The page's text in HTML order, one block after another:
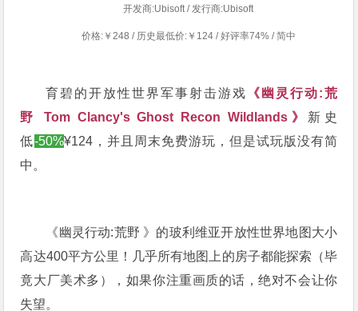
开发商:Ubisoft / 发行商:Ubisoft
价格:￥248 / 历史最低价:￥124 / 好评率74% / 简中
育碧的开放性世界军事射击游戏
《幽灵行动:荒
野 Tom Clancy's Ghost Recon Wildlands》 新史
低-50%¥124，并且周末免费游玩，但是试玩版没有简
中。
《幽灵行动:荒野 》的玻利维亚开放性世界地图大小
高达400平方公里！几乎所有地图上的房子都能探索（毕
竟大厂美术多），如果你注重画质的话，绝对不会让你
失望。